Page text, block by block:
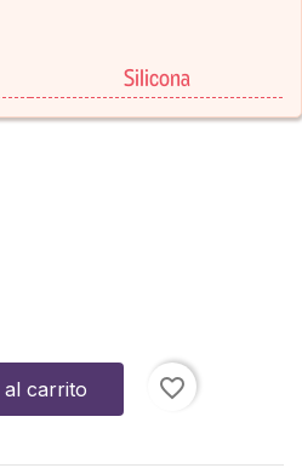
Silicona
al carrito favorite_border